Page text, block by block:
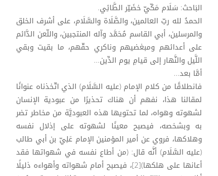
البَاحث: سَلَام مَكّيّ خضَيّر الطَّائِي.
الحمدُ لله ربّ العالمين، والصَّلَاة والسَّلَام، على أشرف الخلق
والمرسلين، أبي القاسم مُحَمَّد وآله المنتجبين، واللّعن الدَّائم
على أعدائهم ومبغضيهم وناكري حقّهم، ما بقيت وبقي
اللَّيل والنَّهار إلى قيامِ يوم الدِّين...
أمَّا بعد...
فانطلاقًا من كلام الإمام (عليه السَّلَام) الذي اتّخذناه عنوانًا
لمقالنا هذا، نفهم أن هناك تحذيرًا من عبودية الإنسان
لشهوته وهواه، لما تحتويها هذه العبوديَّة من مخاطر تضر
به وبشخصه، فيصبح معينًا لشهوته على إذلال نفسه
وهلاكها، فروي عن أمير المؤمنين الإمام عَلِيّ بن أبي طالب
(عليه السَّلَام) أنَّه قال: (من أطاع نفسه في شهواتها فقد
أعانها على هلكها)[2]، فيصبح أمام شهواته وأهواءه ذليلًا